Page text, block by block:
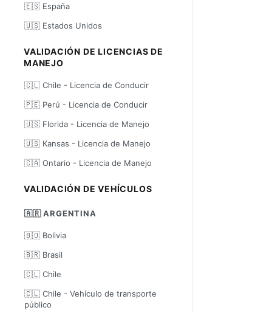
🇪🇸 España
🇺🇸 Estados Unidos
VALIDACIÓN DE LICENCIAS DE
MANEJO
🇨🇱 Chile - Licencia de Conducir
🇵🇪 Perú - Licencia de Conducir
🇺🇸 Florida - Licencia de Manejo
🇺🇸 Kansas - Licencia de Manejo
🇨🇦 Ontario - Licencia de Manejo
VALIDACIÓN DE VEHÍCULOS
🇦🇷 ARGENTINA
🇧🇴 Bolivia
🇧🇷 Brasil
🇨🇱 Chile
🇨🇱 Chile - Vehículo de transporte
público